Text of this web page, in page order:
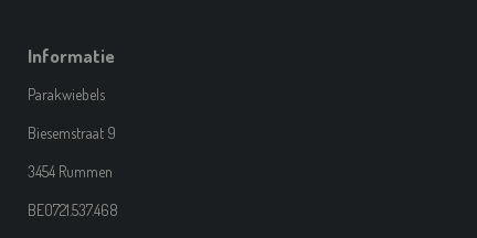
Informatie
Parakwiebels
Biesemstraat 9
3454 Rummen
BE0721.537.468